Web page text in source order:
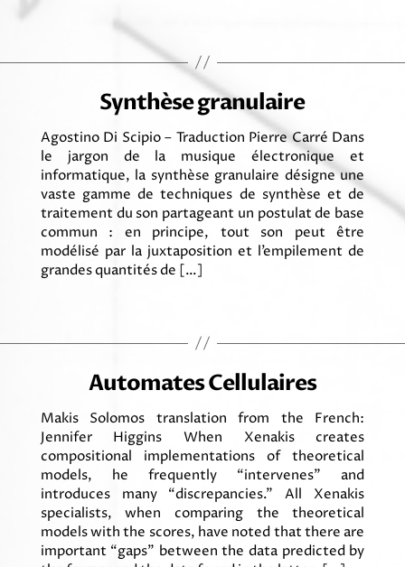
Synthèse granulaire
Agostino Di Scipio – Traduction Pierre Carré Dans
le jargon de la musique électronique et
informatique, la synthèse granulaire désigne une
vaste gamme de techniques de synthèse et de
traitement du son partageant un postulat de base
commun : en principe, tout son peut être
modélisé par la juxtaposition et l’empilement de
grandes quantités de […]
Automates Cellulaires
Makis Solomos translation from the French:
Jennifer Higgins When Xenakis creates
compositional implementations of theoretical
models, he frequently “intervenes” and
introduces many “discrepancies.” All Xenakis
specialists, when comparing the theoretical
models with the scores, have noted that there are
important “gaps” between the data predicted by